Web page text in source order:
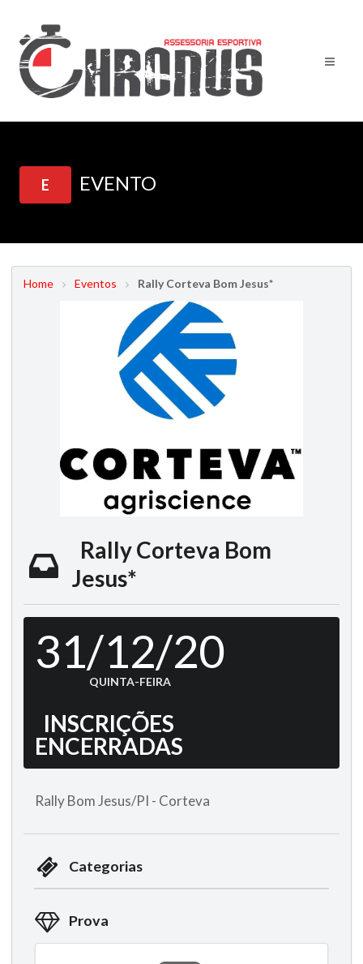
E EVENTO
Home Eventos Rally Corteva Bom Jesus*
Rally Corteva Bom
Jesus*
31/12/20
QUINTA-FEIRA
INSCRIÇÕES
ENCERRADAS
Rally Bom Jesus/PI - Corteva
Categorias
Prova